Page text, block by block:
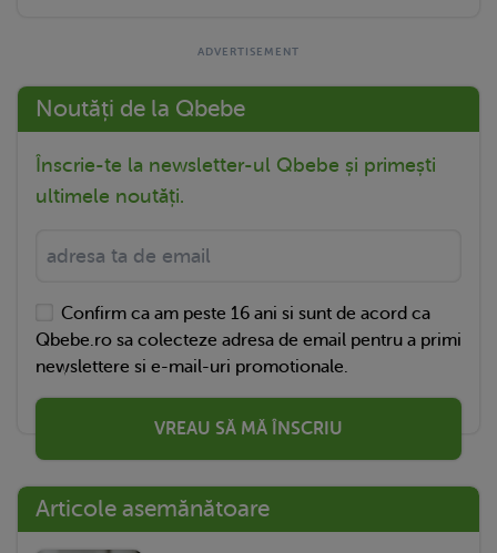
Noutăți de la Qbebe
Înscrie-te la newsletter-ul Qbebe și primești
ultimele noutăți.
Confirm ca am peste 16 ani si sunt de acord ca
Qbebe.ro sa colecteze adresa de email pentru a primi
newslettere si e-mail-uri promotionale.
VREAU SĂ MĂ ÎNSCRIU
Articole asemănătoare